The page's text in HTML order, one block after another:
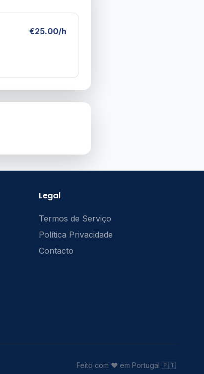
€25.00/h
Legal
Termos de Serviço
Política Privacidade
Contacto
Feito com ❤️ em Portugal 🇵🇹